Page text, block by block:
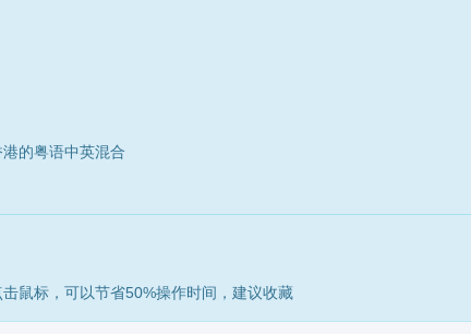
的粤语中英混合
鼠标，可以节省50%操作时间，建议收藏